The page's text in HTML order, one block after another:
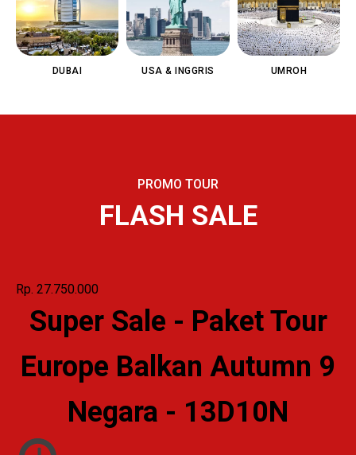
DUBAI USA & INGGRIS UMROH
PROMO TOUR
FLASH SALE
Rp. 27.750.000
Super Sale - Paket Tour
Europe Balkan Autumn 9
Negara - 13D10N